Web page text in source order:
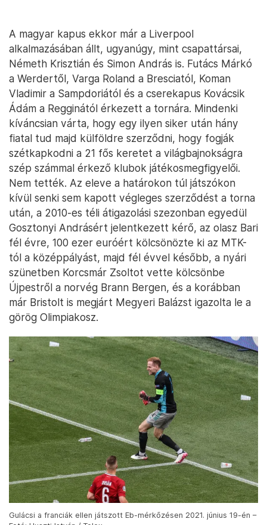
A magyar kapus ekkor már a Liverpool
alkalmazásában állt, ugyanúgy, mint csapattársai,
Németh Krisztián és Simon András is. Futács Márkó
a Werdertől, Varga Roland a Bresciatól, Koman
Vladimir a Sampdoriától és a cserekapus Kovácsik
Ádám a Regginától érkezett a tornára. Mindenki
kíváncsian várta, hogy egy ilyen siker után hány
fiatal tud majd külföldre szerződni, hogy fogják
szétkapkodni a 21 fős keretet a világbajnokságra
szép számmal érkező klubok játékosmegfigyelői.
Nem tették. Az eleve a határokon túl játszókon
kívül senki sem kapott végleges szerződést a torna
után, a 2010-es téli átigazolási szezonban egyedül
Gosztonyi Andrásért jelentkezett kérő, az olasz Bari
fél évre, 100 ezer euróért kölcsönözte ki az MTK-
tól a középpályást, majd fél évvel később, a nyári
szünetben Korcsmár Zsoltot vette kölcsönbe
Újpestről a norvég Brann Bergen, és a korábban
már Bristolt is megjárt Megyeri Balázst igazolta le a
görög Olimpiakosz.
Gulácsi a franciák ellen játszott Eb-mérkőzésen 2021. június 19-én –